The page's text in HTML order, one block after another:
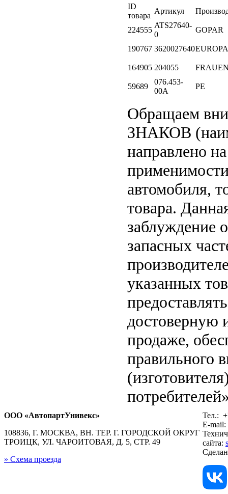
ID
товара
Артикул
224555
ATS27640-
0
GOPAR
190767 3620027640
164905 204055
59689
076.453-
00A
PE
Обращаем
ЗНАКОВ
направлено
автомобиля,
товара.
заблуждение
запасных
указанных
достоверную
продаже,
правильного
ООО «АвтопартУнивекс»
108836, Г. МОСКВА, ВН. ТЕР. Г. ГОРОДСКОЙ ОКРУГ
ТРОИЦК, УЛ. ЧАРОИТОВАЯ, Д. 5, СТР. 49
» Схема проезда
Тел.:
E-mail:
сайта: